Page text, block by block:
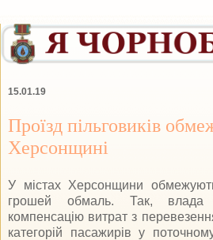
15.01.19
Проїзд пільговиків
Херсонщині
У містах Херсонщини
грошей обмаль. Так,
компенсацію витрат з
категорій пасажирів у